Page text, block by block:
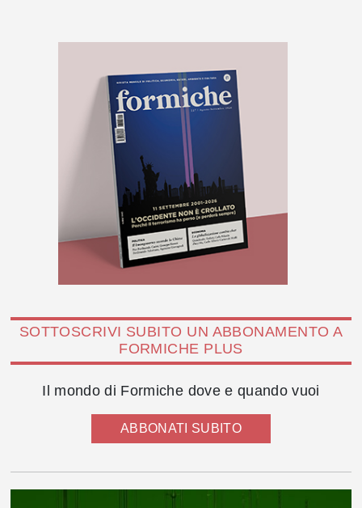
SOTTOSCRIVI SUBITO UN ABBONAMENTO A
FORMICHE PLUS
Il mondo di Formiche dove e quando vuoi
ABBONATI SUBITO